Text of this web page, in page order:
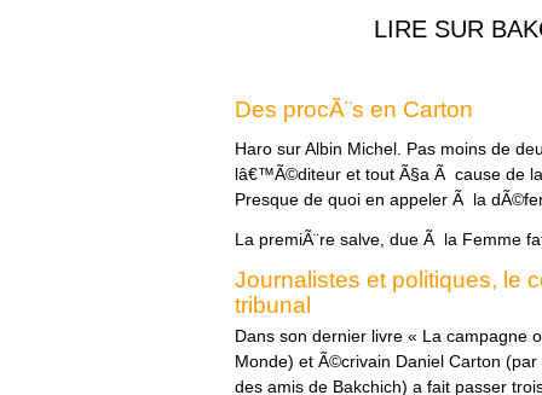
LIRE SUR
Des procÃ¨s en Carton
Haro sur Albin Michel. Pas moins de
lâ€™Ã©diteur et tout Ã§a Ã cause de
Presque de quoi en appeler Ã la
La premiÃ¨re salve, due Ã la Femme
Journalistes et politiques, le
tribunal
Dans son dernier livre « La campagne
Monde) et Ã©crivain Daniel Carton
des amis de Bakchich) a fait passer